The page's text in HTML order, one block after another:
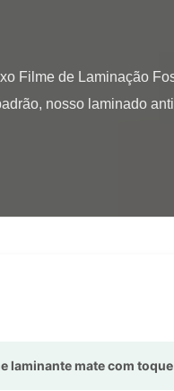
nosso laminado
laminante mate com